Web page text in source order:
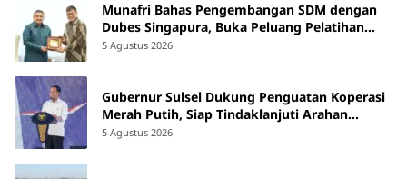
Munafri Bahas Pengembangan SDM dengan
Dubes Singapura, Buka Peluang Pelatihan
bagi ASN hingga Masyarakat
5 Agustus 2026
Gubernur Sulsel Dukung Penguatan Koperasi
Merah Putih, Siap Tindaklanjuti Arahan
Pemerintah Pusat
5 Agustus 2026